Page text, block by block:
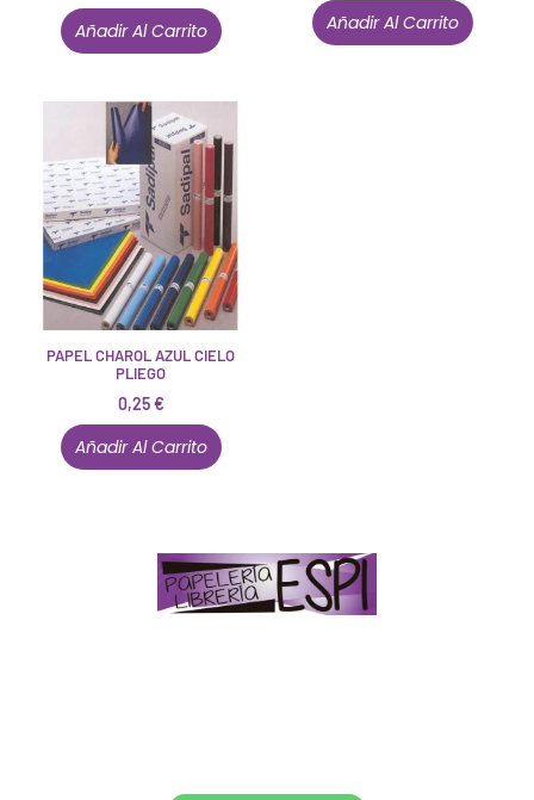
Añadir Al Carrito Añadir Al Carrito
PAPEL CHAROL AZUL CIELO
PLIEGO
0,25€
Añadir Al Carrito